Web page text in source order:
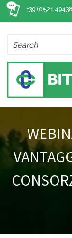
+39 (0)521